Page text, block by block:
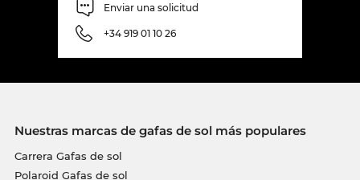
Enviar una solicitud
+34 919 01 10 26
Nuestras marcas de gafas de sol más populares
Carrera Gafas de sol
Polaroid Gafas de sol